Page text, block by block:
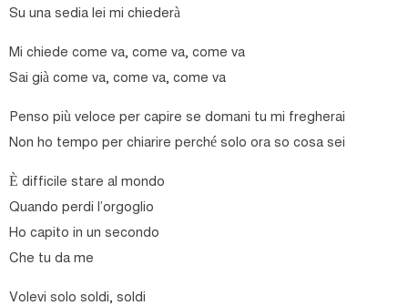
Su una sedia lei mi chiederà
Mi chiede come va, come va, come va
Sai già come va, come va, come va
Penso più veloce per capire se domani tu mi fregherai
Non ho tempo per chiarire perché solo ora so cosa sei
È difficile stare al mondo
Quando perdi l’orgoglio
Ho capito in un secondo
Che tu da me
Volevi solo soldi, soldi